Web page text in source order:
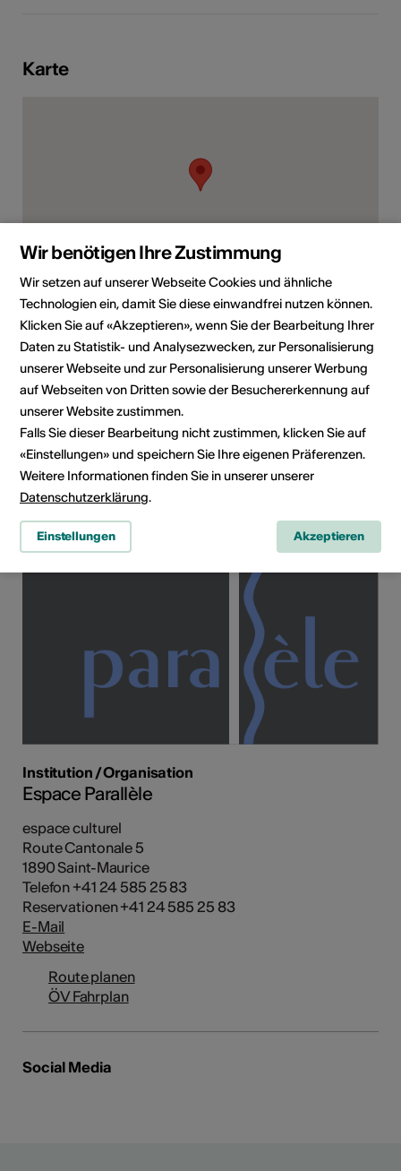
Karte
Route Cantonale 5, 1890 Saint-Maurice
Route planen
ÖV Fahrplan
Institution / Organisation
Espace Parallèle
espace culturel
Route Cantonale 5
1890 Saint-Maurice
Telefon +41 24 585 25 83
Reservationen +41 24 585 25 83
E-Mail
Webseite
Route planen
ÖV Fahrplan
Social Media
Wir benötigen Ihre Zustimmung
Wir setzen auf unserer Webseite Cookies und ähnliche
Technologien ein, damit Sie diese einwandfrei nutzen können.
Klicken Sie auf «Akzeptieren», wenn Sie der Bearbeitung Ihrer
Daten zu Statistik- und Analysezwecken, zur Personalisierung
unserer Webseite und zur Personalisierung unserer Werbung
auf Webseiten von Dritten sowie der Besuchererkennung auf
unserer Website zustimmen.
Falls Sie dieser Bearbeitung nicht zustimmen, klicken Sie auf
«Einstellungen» und speichern Sie Ihre eigenen Präferenzen.
Weitere Informationen finden Sie in unserer unserer
Datenschutzerklärung.
Einstellungen Akzeptieren